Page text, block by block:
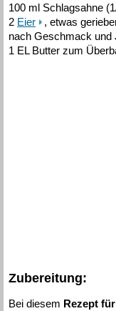
100 ml Schlagsahne
2 Eier , etwas
nach Geschmack und
1 EL Butter zum
Zubereitung:
Bei diesem Rezept